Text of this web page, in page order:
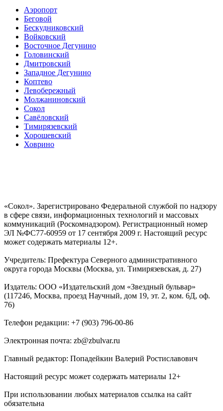
Аэропорт
Беговой
Бескудниковский
Войковский
Восточное Дегунино
Головинский
Дмитровский
Западное Дегунино
Коптево
Левобережный
Молжаниновский
Сокол
Савёловский
Тимирязевский
Хорошевский
Ховрино
«Сокол». Зарегистрировано Федеральной службой по надзору
в сфере связи, информационных технологий и массовых
коммуникаций (Роскомнадзором). Регистрационный номер
ЭЛ №ФС77-60959 от 17 сентября 2009 г. Настоящий ресурс
может содержать материалы 12+.
Учредитель: Префектура Северного административного
округа города Москвы (Москва, ул. Тимирязевская, д. 27)
Издатель: ООО «Издательский дом «Звездный бульвар»
(117246, Москва, проезд Научный, дом 19, эт. 2, ком. 6Д, оф.
76)
Телефон редакции: +7 (903) 796-00-86
Электронная почта: zb@zbulvar.ru
Главный редактор: Попадейкин Валерий Ростиславович
Настоящий ресурс может содержать материалы 12+
При использовании любых материалов ссылка на сайт
обязательна